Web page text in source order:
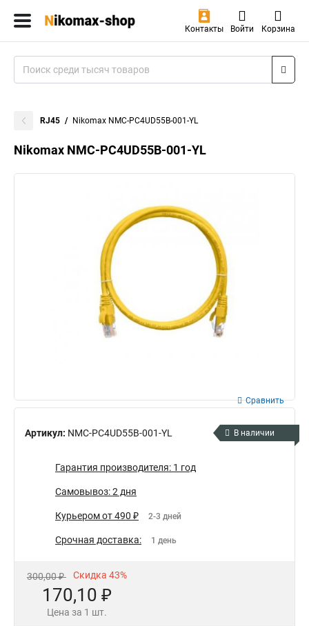
Контакты Войти Корзина
RJ45 Nikomax NMC-PC4UD55B-001-YL
Nikomax NMC-PC4UD55B-001-YL
Артикул: NMC-PC4UD55B-001-YL
Сравнить
В наличии
Гарантия производителя: 1 год
Самовывоз: 2 дня
Курьером от 490 ₽ 2-3 дней
Срочная доставка: 1 день
300,00 ₽ Скидка 43%
170,10 ₽
Цена за 1 шт.